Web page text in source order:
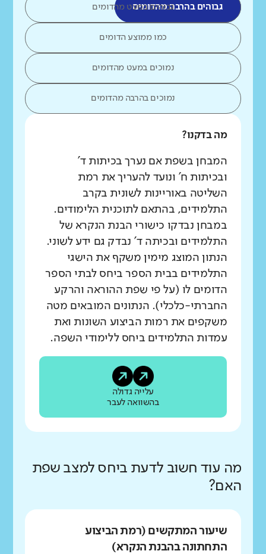
גבוהים בהרבה מהדומיםגבוהים במעט מהדומים
כמו ממוצע הדומים
נמוכים במעט מהדומים
נמוכים בהרבה מהדומים
מה בדקנו?
המבחן בשפת אם נערך בכיתות ד'
ובכיתות ח' ונועד להעריך את רמת
השליטה באוריינות לשונית בקרב
התלמידים, בהתאם לתוכנית הלימודים.
במבחן נבדקו כישורי הבנת הנקרא של
התלמידים ובכיתה ד' נבדק גם ידע לשוני.
הנתון המוצג מימין משקף את הישגי
התלמידים בבית הספר ביחס לבתי הספר
הדומים לו (על פי שפת ההוראה והרקע
החברתי-כלכלי). הנתונים המובאים מטה
משקפים את רמות הביצוע השונות ואת
עמדות התלמידים ביחס ללימודי השפה.
עלייה גדולה
בהשוואה לעבר
מה עוד חשוב לדעת ביחס למצב שפת
האם?
שיעור המתקשים (רמת הביצוע
התחתונה בהבנת הנקרא)